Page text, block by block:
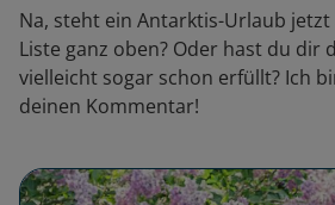
Na, steht ein Antarktis-Urlaub
Liste ganz oben? Oder hast du dir
vielleicht sogar schon erfüllt? Ich
deinen Kommentar!